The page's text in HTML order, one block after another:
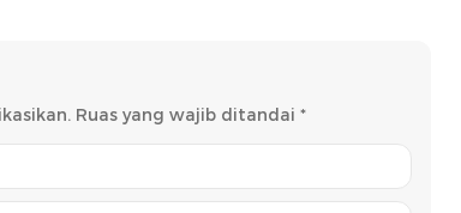
Ruas yang wajib ditandai *